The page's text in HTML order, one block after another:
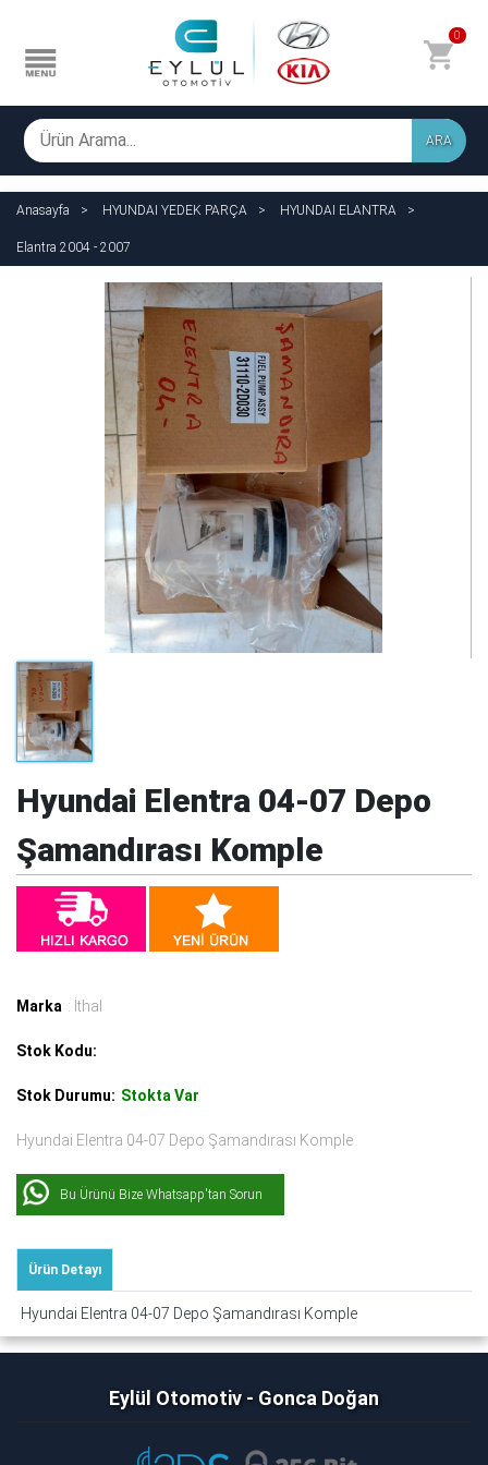
0
ARA
Anasayfa HYUNDAI YEDEK PARÇA HYUNDAI ELANTRA
Elantra 2004 - 2007
Hyundai Elentra 04-07 Depo
Şamandırası Komple
Marka : İthal
Stok Kodu:
Stok Durumu: Stokta Var
Hyundai Elentra 04-07 Depo Şamandırası Komple
Bu Ürünü Bize Whatsapp'tan Sorun
Ürün Detayı
Hyundai Elentra 04-07 Depo Şamandırası Komple
Eylül Otomotiv - Gonca Doğan